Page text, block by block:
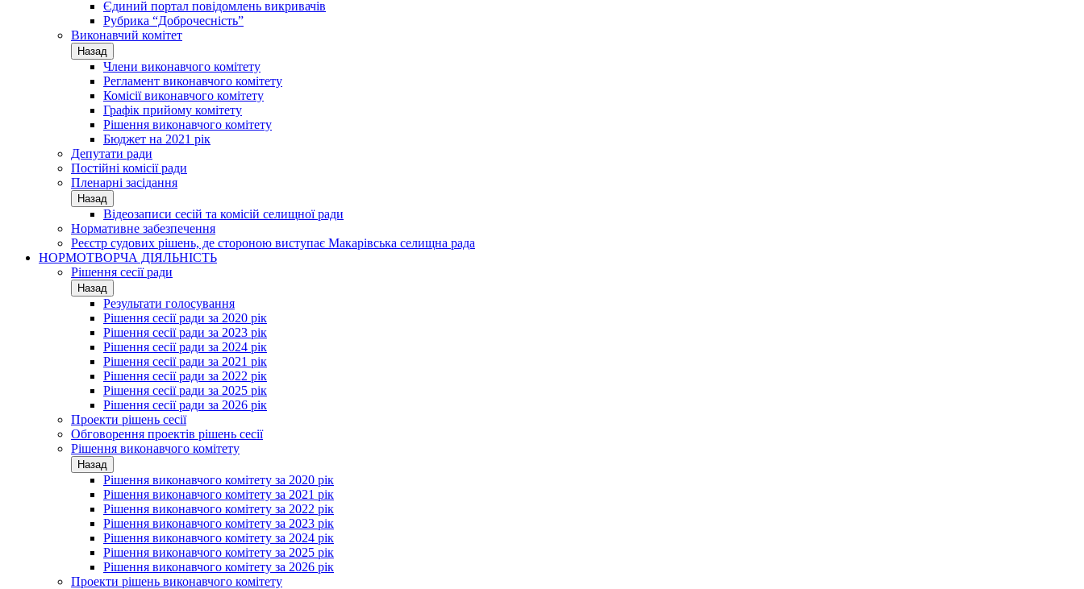
Єдиний портал повідомлень викривачів
Рубрика “Доброчесність”
Виконавчий комітет
Назад
Члени виконавчого комітету
Регламент виконавчого комітету
Комісії виконавчого комітету
Графік прийому комітету
Рішення виконавчого комітету
Бюджет на 2021 рік
Депутати ради
Постійні комісії ради
Пленарні засідання
Назад
Відеозаписи сесій та комісій селищної ради
Нормативне забезпечення
Реєстр судових рішень, де стороною виступає Макарівська селищна рада
НОРМОТВОРЧА ДІЯЛЬНІСТЬ
Рішення сесії ради
Назад
Результати голосування
Рішення сесії ради за 2020 рік
Рішення сесії ради за 2023 рік
Рішення сесії ради за 2024 рік
Рішення сесії ради за 2021 рік
Рішення сесії ради за 2022 рік
Рішення сесії ради за 2025 рік
Рішення сесії ради за 2026 рік
Проекти рішень сесії
Обговорення проектів рішень сесії
Рішення виконавчого комітету
Назад
Рішення виконавчого комітету за 2020 рік
Рішення виконавчого комітету за 2021 рік
Рішення виконавчого комітету за 2022 рік
Рішення виконавчого комітету за 2023 рік
Рішення виконавчого комітету за 2024 рік
Рішення виконавчого комітету за 2025 рік
Рішення виконавчого комітету за 2026 рік
Проекти рішень виконавчого комітету